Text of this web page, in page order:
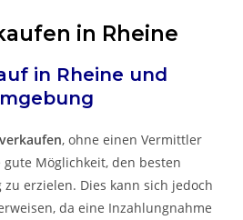
in Rheine
in Rheine und
, ohne einen Vermittler
Möglichkeit, den besten
zu erzielen. Dies kann sich jedoch
da eine Inzahlungnahme